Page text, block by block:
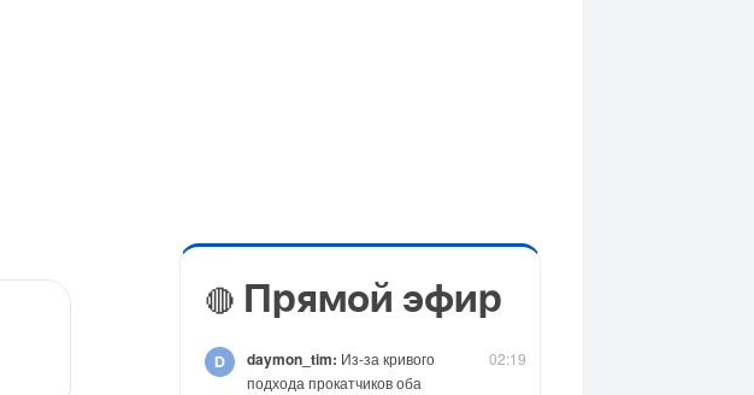
🔴 Прямой эфир
02:19
daymon_tim: Из-за кривого
подхода прокатчиков оба